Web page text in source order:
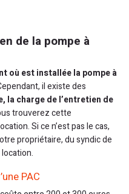
de la pompe à
où est installée la pompe à
il existe des
la charge de l’entretien de
trouverez cette
Si ce n’est pas le cas,
propriétaire, du syndic de
PAC